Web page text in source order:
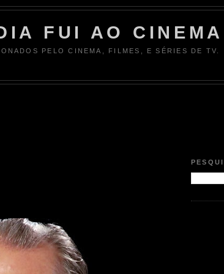
FUI AO CINEMA
PELO CINEMA, FILMES, E SÉRIES DE TV.